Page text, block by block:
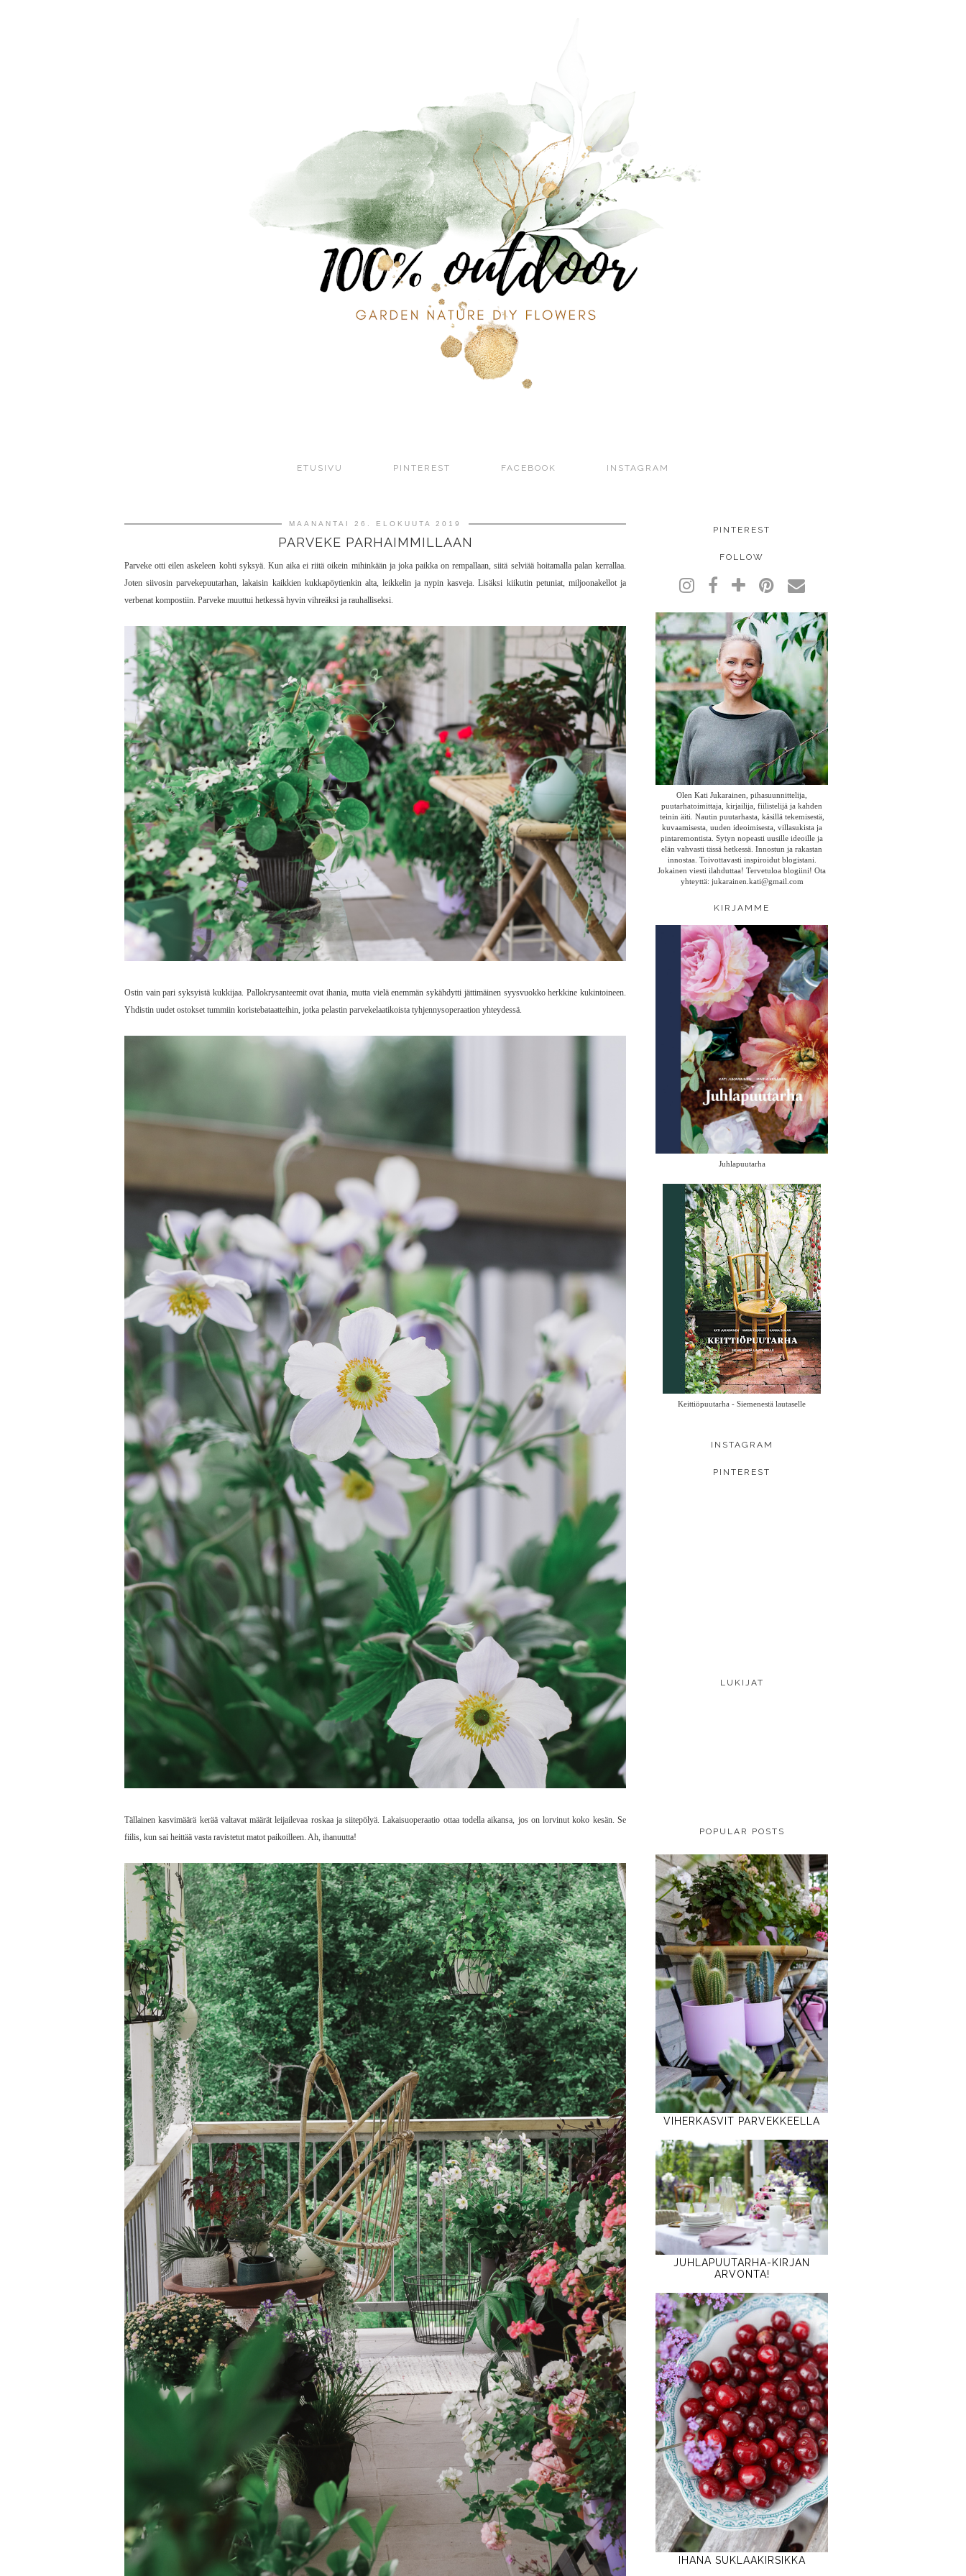
ETUSIVU PINTEREST FACEBOOK INSTAGRAM
MAANANTAI 26. ELOKUUTA 2019
PARVEKE PARHAIMMILLAAN
Parveke otti eilen askeleen kohti syksyä. Kun aika ei riitä oikein mihinkään ja joka paikka on rempallaan, siitä selviää hoitamalla palan kerrallaa.
Joten siivosin parvekepuutarhan, lakaisin kaikkien kukkapöytienkin alta, leikkelin ja nypin kasveja. Lisäksi kiikutin petuniat, miljoonakellot ja
verbenat kompostiin. Parveke muuttui hetkessä hyvin vihreäksi ja rauhalliseksi.
Ostin vain pari syksyistä kukkijaa. Pallokrysanteemit ovat ihania, mutta vielä enemmän sykähdytti jättimäinen syysvuokko herkkine kukintoineen.
Yhdistin uudet ostokset tummiin koristebataatteihin, jotka pelastin parvekelaatikoista tyhjennysoperaation yhteydessä.
Tällainen kasvimäärä kerää valtavat määrät leijailevaa roskaa ja siitepölyä. Lakaisuoperaatio ottaa todella aikansa, jos on lorvinut koko kesän. Se
fiilis, kun sai heittää vasta ravistetut matot paikoilleen. Ah, ihanuutta!
PINTEREST
FOLLOW
Olen Kati Jukarainen, pihasuunnittelija,
puutarhatoimittaja, kirjailija, fiilistelijä ja kahden
teinin äiti. Nautin puutarhasta, käsillä tekemisestä,
kuvaamisesta, uuden ideoimisesta, villasukista ja
pintaremontista. Sytyn nopeasti uusille ideoille ja
elän vahvasti tässä hetkessä. Innostun ja rakastan
innostaa. Toivottavasti inspiroidut blogistani.
Jokainen viesti ilahduttaa! Tervetuloa blogiini! Ota
yhteyttä: jukarainen.kati@gmail.com
KIRJAMME
Juhlapuutarha
Keittiöpuutarha - Siemenestä lautaselle
INSTAGRAM
PINTEREST
LUKIJAT
POPULAR POSTS
VIHERKASVIT PARVEKKEELLA
JUHLAPUUTARHA-KIRJAN
ARVONTA!
IHANA SUKLAAKIRSIKKA